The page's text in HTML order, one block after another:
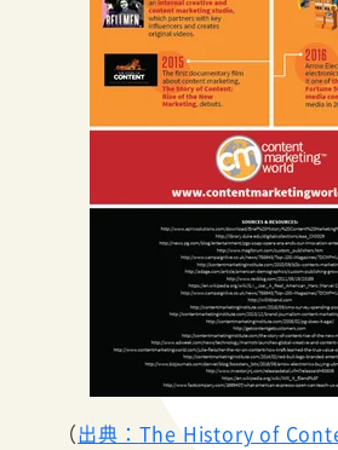
（出典： The History of